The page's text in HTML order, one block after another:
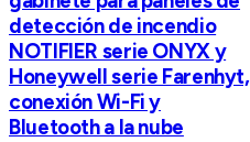
detección de incendio
NOTIFIER serie ONYX y
Honeywell serie Farenhyt,
conexión Wi-Fi y
Bluetooth a la nube